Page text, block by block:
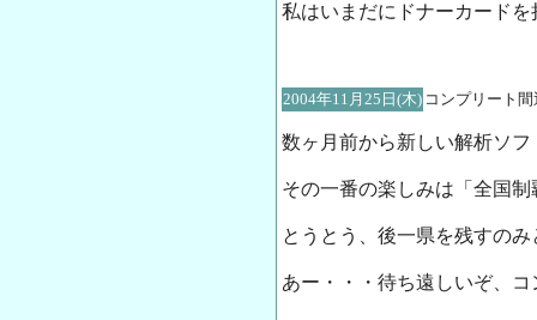
私はいまだにドナーカード
2004年11月25日(木) コンプリート
数ヶ月前から新しい解析ソ
その一番の楽しみは「全国
とうとう、後一県を残すのみ
あー・・・待ち遠しいぞ、コ